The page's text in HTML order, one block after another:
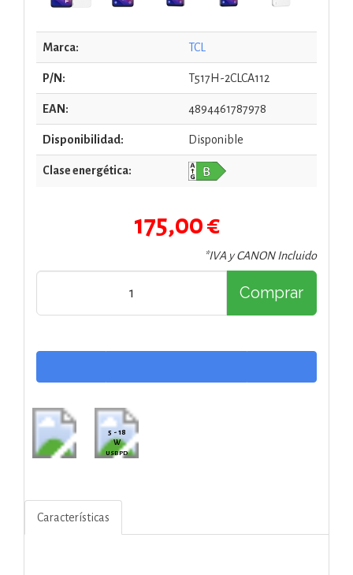
Marca: TCL
P/N: T517H-2CLCA112
EAN: 4894461787978
Disponibilidad: Disponible
Clase energética:
175,00 €
*IVA y CANON Incluido
Comprar
5 - 18
W
USB PD
Características